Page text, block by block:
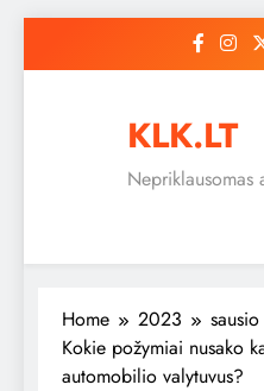
KLK.LT
Nepriklausomas
Home 2023 sausio
Kokie požymiai nusako
automobilio valytuvus?